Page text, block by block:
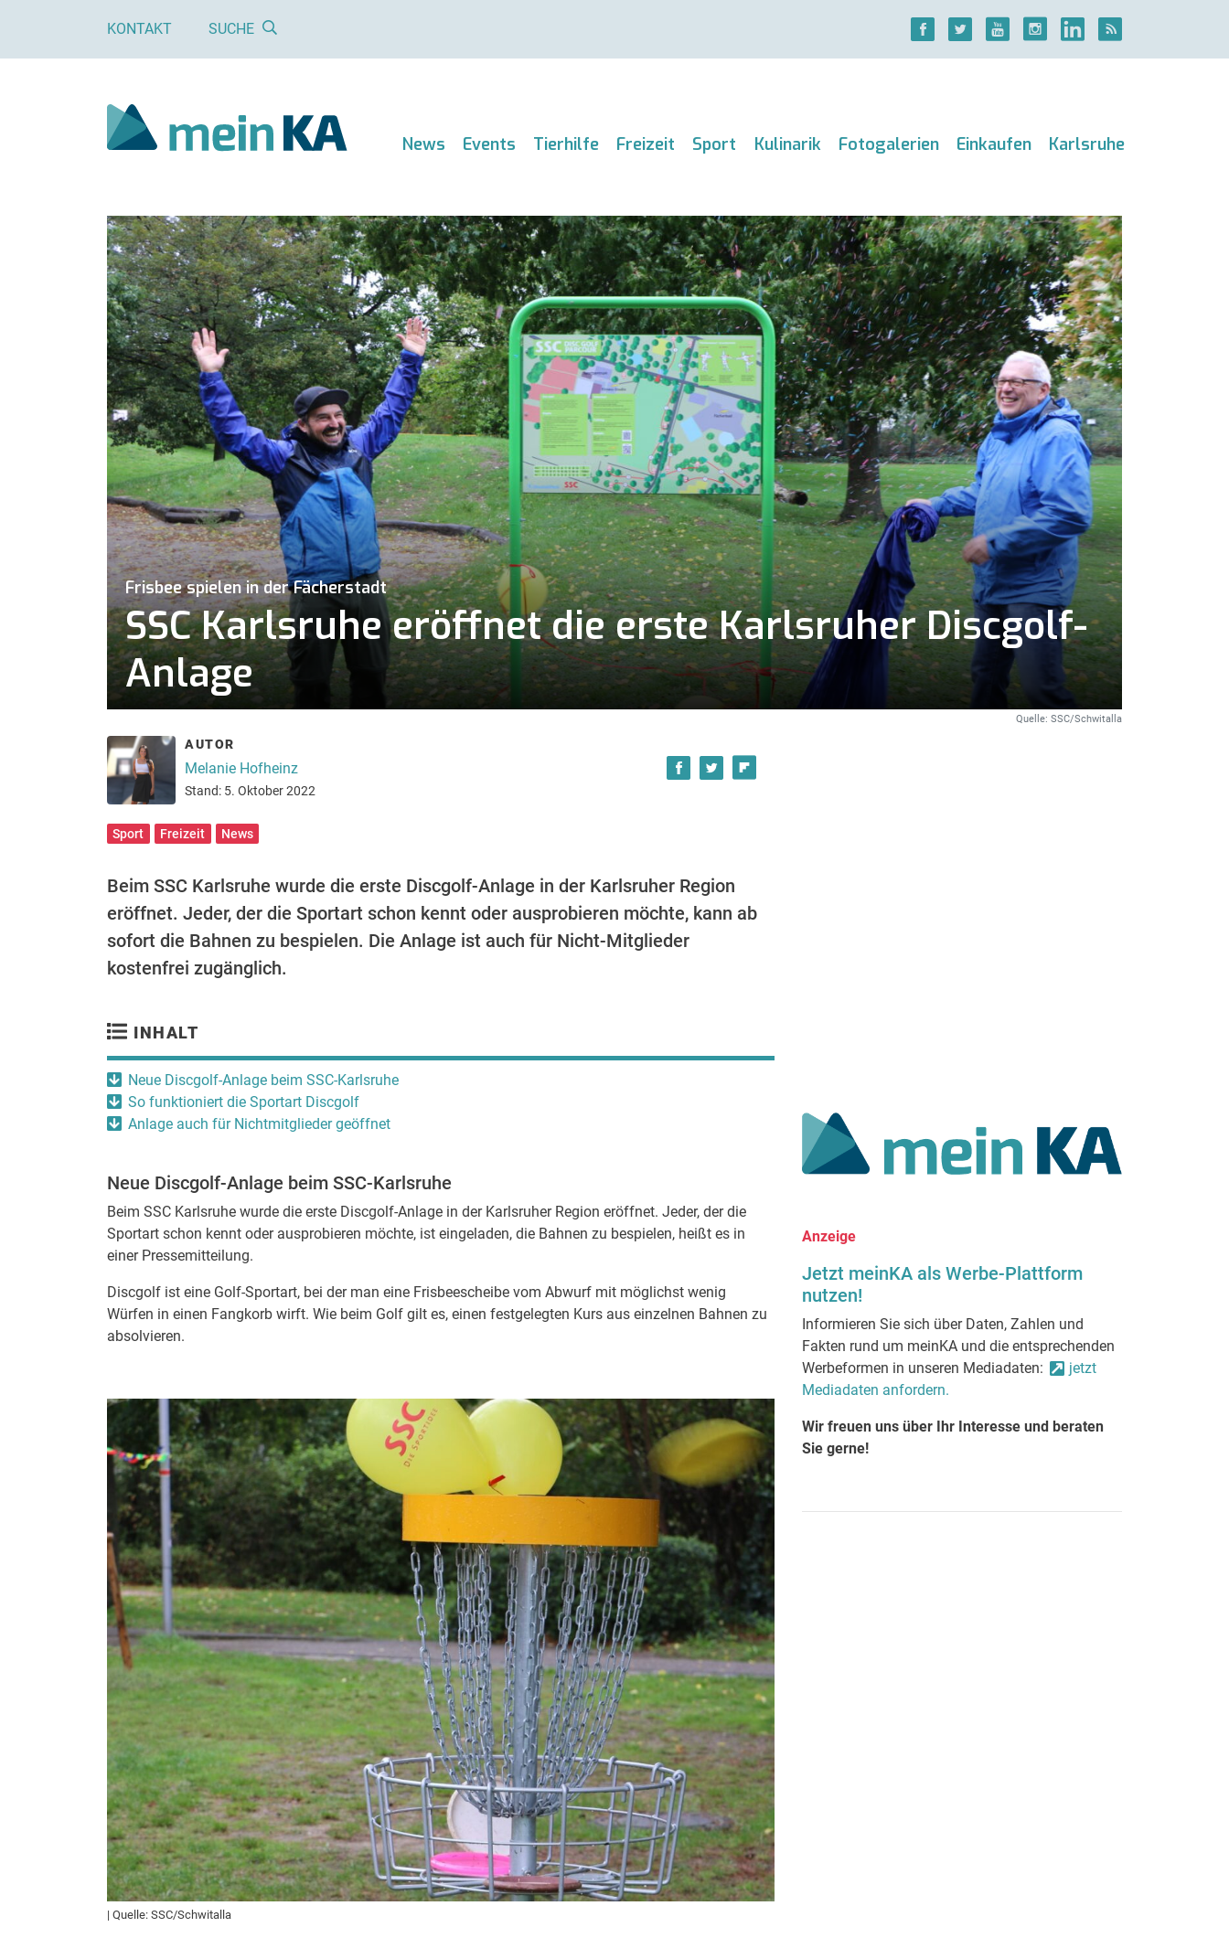
KONTAKT SUCHE
News Events Tierhilfe Freizeit Sport Kulinarik Fotogalerien Einkaufen Karlsruhe
Frisbee spielen in der Fächerstadt
SSC Karlsruhe eröffnet die erste Karlsruher Discgolf-
Anlage
Quelle: SSC/Schwitalla
AUTOR
Melanie Hofheinz
Stand: 5. Oktober 2022
Sport Freizeit News
Beim SSC Karlsruhe wurde die erste Discgolf-Anlage in der Karlsruher Region
eröffnet. Jeder, der die Sportart schon kennt oder ausprobieren möchte, kann ab
sofort die Bahnen zu bespielen. Die Anlage ist auch für Nicht-Mitglieder
kostenfrei zugänglich.
INHALT
Neue Discgolf-Anlage beim SSC-Karlsruhe
So funktioniert die Sportart Discgolf
Anlage auch für Nichtmitglieder geöffnet
Neue Discgolf-Anlage beim SSC-Karlsruhe
Beim SSC Karlsruhe wurde die erste Discgolf-Anlage in der Karlsruher Region eröffnet. Jeder, der die
Sportart schon kennt oder ausprobieren möchte, ist eingeladen, die Bahnen zu bespielen, heißt es in
einer Pressemitteilung.
Discgolf ist eine Golf-Sportart, bei der man eine Frisbeescheibe vom Abwurf mit möglichst wenig
Würfen in einen Fangkorb wirft. Wie beim Golf gilt es, einen festgelegten Kurs aus einzelnen Bahnen zu
absolvieren.
| Quelle: SSC/Schwitalla
Anzeige
Jetzt meinKA als Werbe-Plattform
nutzen!
Informieren Sie sich über Daten, Zahlen und
Fakten rund um meinKA und die entsprechenden
Werbeformen in unseren Mediadaten:
jetzt
Mediadaten anfordern.
Wir freuen uns über Ihr Interesse und beraten
Sie gerne!